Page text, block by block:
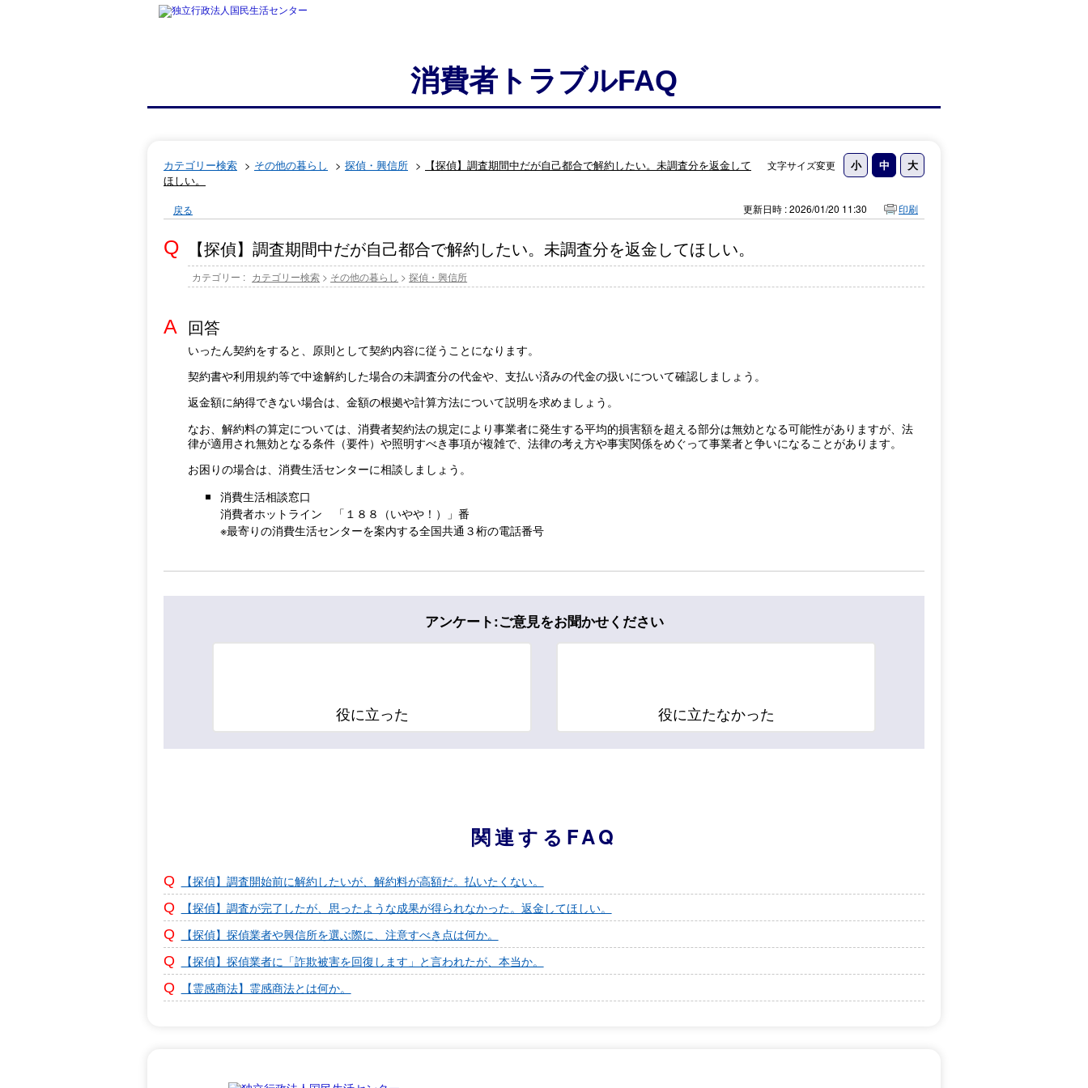
消費者トラブルFAQ
文字サイズ変更
カテゴリー検索 > その他の暮らし > 探偵・興信所 >
【探偵】調査期間中だが自己都合で解約したい。未調査分を返金して
ほしい。
戻る 更新日時 : 2026/01/20 11:30 印刷
【探偵】調査期間中だが自己都合で解約したい。未調査分を返金してほしい。
カテゴリー : カテゴリー検索 > その他の暮らし >探偵・興信所
回答
いったん契約をすると、原則として契約内容に従うことになります。
契約書や利用規約等で中途解約した場合の未調査分の代金や、支払い済みの代金の扱いについて確認しましょう。
返金額に納得できない場合は、金額の根拠や計算方法について説明を求めましょう。
なお、解約料の算定については、消費者契約法の規定により事業者に発生する平均的損害額を超える部分は無効となる可能性がありますが、法
律が適用され無効となる条件（要件）や照明すべき事項が複雑で、法律の考え方や事実関係をめぐって事業者と争いになることがあります。
お困りの場合は、消費生活センターに相談しましょう。
消費生活相談窓口
消費者ホットライン 「１８８（いやや！）」番
※最寄りの消費生活センターを案内する全国共通３桁の電話番号
アンケート:ご意見をお聞かせください
役に立った 役に立たなかった
関連するFAQ
【探偵】調査開始前に解約したいが、解約料が高額だ。払いたくない。
【探偵】調査が完了したが、思ったような成果が得られなかった。返金してほしい。
【探偵】探偵業者や興信所を選ぶ際に、注意すべき点は何か。
【探偵】探偵業者に「詐欺被害を回復します」と言われたが、本当か。
【霊感商法】霊感商法とは何か。